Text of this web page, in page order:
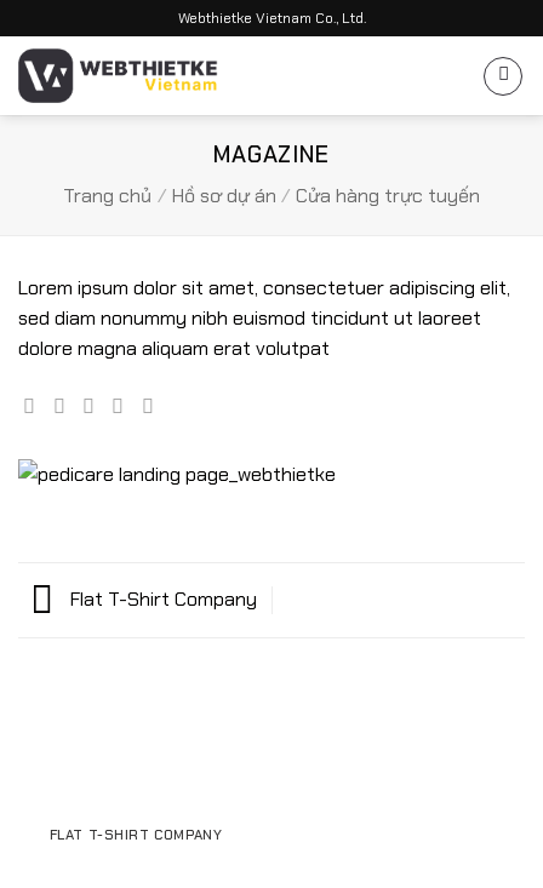
qua
dung
Webthietke Vietnam Co., Ltd.
MAGAZINE
Trang chủ / Hồ sơ dự án / Cửa hàng trực tuyến
Lorem ipsum dolor sit amet, consectetuer adipiscing elit,
sed diam nonummy nibh euismod tincidunt ut laoreet
dolore magna aliquam erat volutpat
Flat T-Shirt Company
FLAT T-SHIRT COMPANY